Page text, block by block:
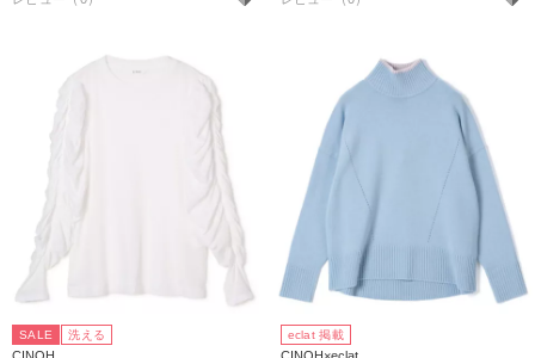
SALE 洗える eclat 掲載